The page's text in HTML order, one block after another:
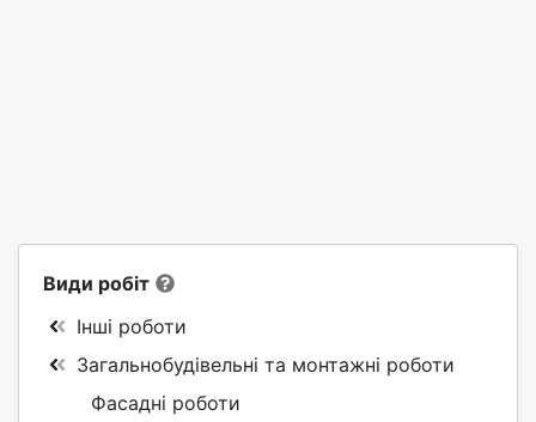
Види робіт
Інші роботи
Загальнобудівельні та монтажні роботи
Фасадні роботи